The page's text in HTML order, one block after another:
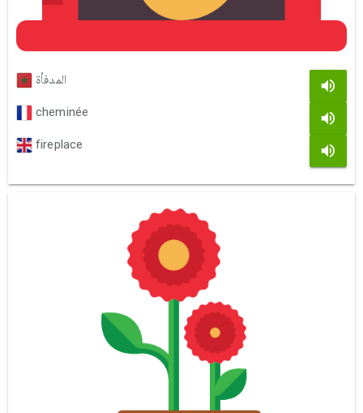
المدفأة
cheminée
fireplace